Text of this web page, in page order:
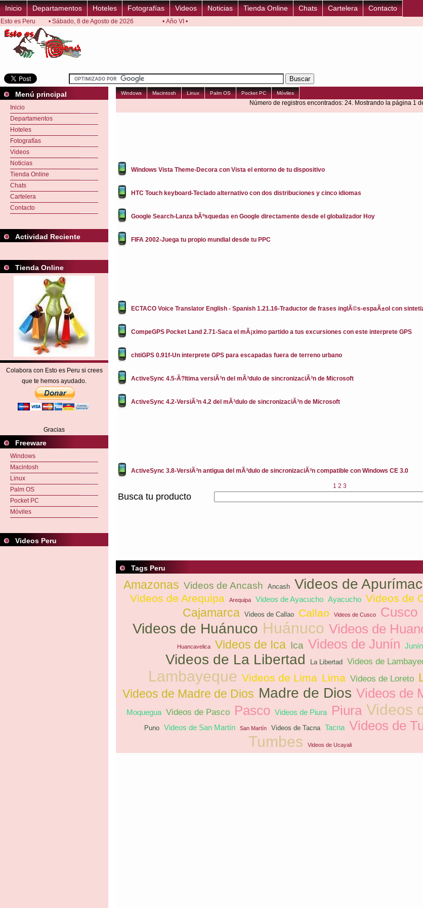
Inicio Departamentos Hoteles Fotografías Videos Noticias Tienda Online Chats Cartelera Contacto
Esto es Peru • Sábado, 8 de Agosto de 2026 • Año VI •
Menú principal
Inicio
Departamentos
Hoteles
Fotografías
Videos
Noticias
Tienda Online
Chats
Cartelera
Contacto
Actividad Reciente
Tienda Online
Colabora con Esto es Peru si crees
que te hemos ayudado.
Gracias
Freeware
Windows
Macintosh
Linux
Palm OS
Pocket PC
Móviles
Videos Peru
Windows Macintosh Linux Palm OS Pocket PC Móviles
Número de registros encontrados: 24. Mostrando la página 1
Windows Vista Theme-Decora con Vista el entorno de tu dispositivo
HTC Touch keyboard-Teclado alternativo con dos distribuciones y cinco idiomas
Google Search-Lanza bÃºsquedas en Google directamente desde el globalizador Hoy
FIFA 2002-Juega tu propio mundial desde tu PPC
ECTACO Voice Translator English - Spanish 1.21.16-Traductor de frases inglÃ©s-espaÃ±ol con
CompeGPS Pocket Land 2.71-Saca el mÃ¡ximo partido a tus excursiones con este interprete GPS
chtiGPS 0.91f-Un interprete GPS para escapadas fuera de terreno urbano
ActiveSync 4.5-Ã?ltima versiÃ³n del mÃ³dulo de sincronizaciÃ³n de Microsoft
ActiveSync 4.2-VersiÃ³n 4.2 del mÃ³dulo de sincronizaciÃ³n de Microsoft
ActiveSync 3.8-VersiÃ³n antigua del mÃ³dulo de sincronizaciÃ³n compatible con Windows CE 3.0
1 2 3
Busca tu producto
Tags Peru
Amazonas Videos de Ancash Ancash Videos de Apurímac
Videos de Arequipa Arequipa Videos de Ayacucho Ayacucho Videos de
Cajamarca Videos de Callao Callao Videos de Cusco Cusco
Videos de Huánuco Huánuco Videos de
Huancavelica Videos de Ica Ica Videos de Junín Junín
Videos de La Libertad La Libertad Videos de
Lambayeque Videos de Lima Lima Videos de Loreto
Videos de Madre de Dios Madre de Dios Videos de
Moquegua Videos de Pasco Pasco Videos de Piura Piura Videos
Puno Videos de San Martín San Martín Videos de Tacna Tacna Videos de
Tumbes Videos de Ucayali